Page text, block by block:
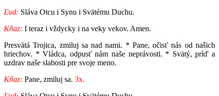
Ľud: Sláva Otcu i Synu i Svätému Duchu.
Kňaz: I teraz i vždycky i na veky vekov. Amen.
Presvätá Trojica, zmiluj sa nad nami. * Pane, očisť nás od našich
hriechov. * Vládca, odpusť nám naše neprávosti. * Svätý, príď a
uzdrav naše slabosti pre svoje meno.
Kňaz: Pane, zmiluj sa. 3x.